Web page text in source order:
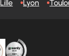
Lille Lyon